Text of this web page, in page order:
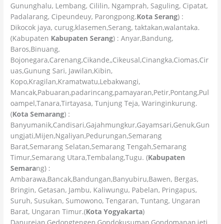
Gununghalu, Lembang, Cililin, Ngamprah, Saguling, Cipatat,
Padalarang, Cipeundeuy, Parongpong.Kota Serang) :
Dikocok jaya, curug,klasemen,Serang, taktakan,walantaka.
(Kabupaten Kabupaten Serang) : Anyar,Bandung,
Baros,Binuang,
Bojonegara,Carenang,Cikande,,Cikeusal,Cinangka,Ciomas,Cir
uas,Gunung Sari, Jawilan,Kibin,
Kopo,Kragilan,Kramatwatu,Lebakwangi,
Mancak,Pabuaran,padarincang,pamayaran,Petir,Pontang,Pul
oampel,Tanara,Tirtayasa, Tunjung Teja, Waringinkurung.
(Kota Semarang) :
Banyumanik,Candisari,Gajahmungkur,Gayamsari,Genuk,Gun
ungjati,Mijen,Ngaliyan,Pedurungan,Semarang
Barat,Semarang Selatan,Semarang Tengah,Semarang
Timur,Semarang Utara,Tembalang,Tugu. (Kabupaten
Semarang) :
Ambarawa,Bancak,Bandungan,Banyubiru,Bawen, Bergas,
Bringin, Getasan, Jambu, Kaliwungu, Pabelan, Pringapus,
Suruh, Susukan, Sumowono, Tengaran, Tuntang, Ungaran
Barat, Ungaran Timur.(Kota Yogyakarta)